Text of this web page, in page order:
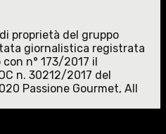
proprietà del gruppo
giornalistica registrata
n° 173/2017 il
n. 30212/2017 del
Passione Gourmet, All